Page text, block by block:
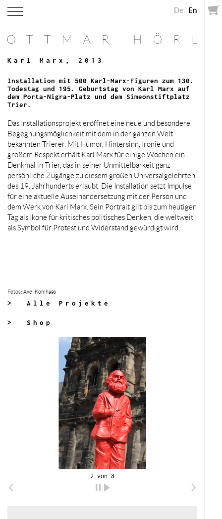
De En
Karl Marx, 2013
Installation mit 500 Karl-Marx-Figuren zum 130.
Todestag und 195. Geburtstag von Karl Marx auf
dem Porta-Nigra-Platz und dem Simeonstiftplatz
Trier.
Das Installationsprojekt eröffnet eine neue und besondere
Begegnungsmöglichkeit mit dem in der ganzen Welt
bekannten Trierer. Mit Humor, Hintersinn, Ironie und
großem Respekt erhält Karl Marx für einige Wochen ein
Denkmal in Trier, das in seiner Unmittelbarkeit ganz
persönliche Zugänge zu diesem großen Universalgelehrten
des 19. Jahrhunderts erlaubt. Die Installation setzt Impulse
für eine aktuelle Auseinandersetzung mit der Person und
dem Werk von Karl Marx. Sein Portrait gilt bis zum heutigen
Tag als Ikone für kritisches politisches Denken, die weltweit
als Symbol für Protest und Widerstand gewürdigt wird.
Fotos: Axel Kohlhaas
> Alle Projekte
> Shop
2 von 8